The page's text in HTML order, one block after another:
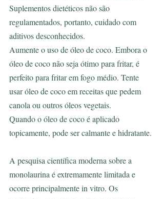
Suplementos dietéticos não são
regulamentados, portanto, cuidado com
aditivos desconhecidos.
Aumente o uso de óleo de coco. Embora o
óleo de coco não seja ótimo para fritar, é
perfeito para fritar em fogo médio. Tente
usar óleo de coco em receitas que pedem
canola ou outros óleos vegetais.
Quando o óleo de coco é aplicado
topicamente, pode ser calmante e hidratante.
A pesquisa científica moderna sobre a
monolaurina é extremamente limitada e
ocorre principalmente in vitro. Os